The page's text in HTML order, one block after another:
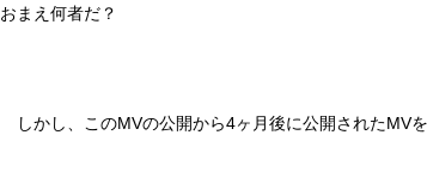
おまえ何者だ？
しかし、このMVの公開から4ヶ月後に公開されたMVを